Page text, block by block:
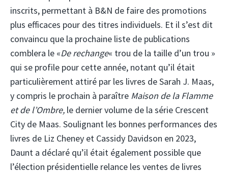
inscrits, permettant à B&N de faire des promotions
plus efficaces pour des titres individuels. Et il s’est dit
convaincu que la prochaine liste de publications
comblera le «De rechange« trou de la taille d’un trou »
qui se profile pour cette année, notant qu’il était
particulièrement attiré par les livres de Sarah J. Maas,
y compris le prochain à paraître Maison de la Flamme
et de l’Ombre, le dernier volume de la série Crescent
City de Maas. Soulignant les bonnes performances des
livres de Liz Cheney et Cassidy Davidson en 2023,
Daunt a déclaré qu’il était également possible que
l’élection présidentielle relance les ventes de livres